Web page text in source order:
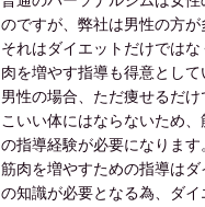
のですが、弊社は男性の方が
それはダイエットだけでは
肉を増やす指導も得意として
男性の場合、ただ痩せるだ
こいい体にはならないため
の指導経験が必要になります
筋肉を増やすための指導はダ
の知識が必要となる為、ダ